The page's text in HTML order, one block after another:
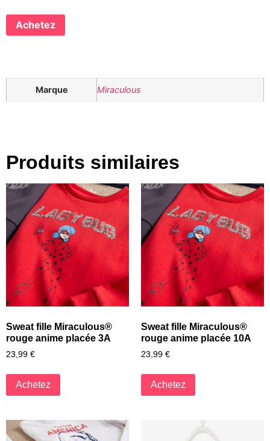
Achetez
Marque Miraculous
Produits similaires
Sweat fille Miraculous®
rouge anime placée 3A
23,99 €
Achetez
Sweat fille Miraculous®
rouge anime placée 10A
23,99 €
Achetez